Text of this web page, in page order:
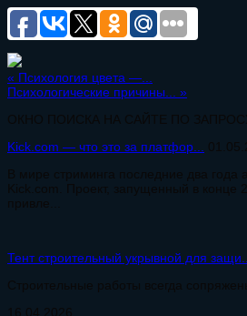
« Психология цвета —...
Психологические причины... »
ОКНО ПОИСКА НА САЙТЕ ПО
Kick.com — что это за платфор...
В мире стриминга последние два года
Kick.com. Проект, запущенный в конце
привле...
Тент строительный укрывной для защи...
Строительные работы всегда
16.04.2026